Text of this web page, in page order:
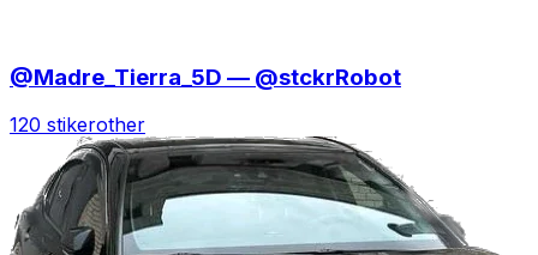
@Madre_Tierra_5D — @stckrRobot
120 stikerother